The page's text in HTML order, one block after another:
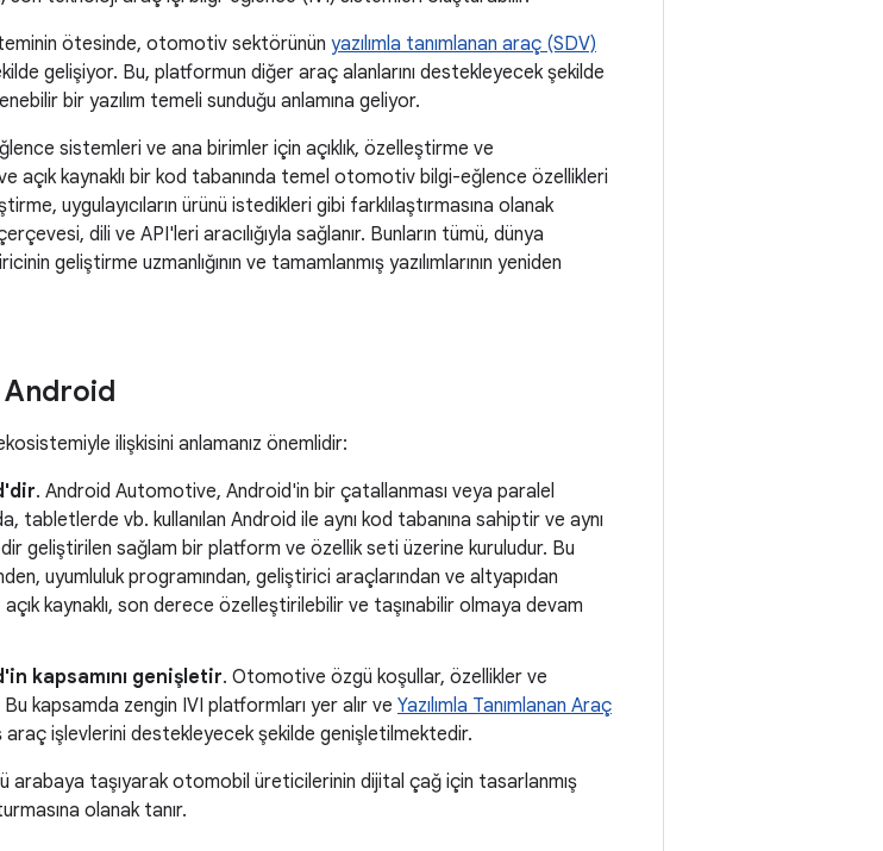
ötesinde, otomotiv sektörünün yazılımla tanımlanan araç (SDV)
gelişiyor. Bu, platformun diğer araç alanlarını destekleyecek şekilde
bir yazılım temeli sunduğu anlamına geliyor.
sistemleri ve ana birimler için açıklık, özelleştirme ve
açık kaynaklı bir kod tabanında temel otomotiv bilgi-eğlence özellikleri
uygulayıcıların ürünü istedikleri gibi farklılaştırmasına olanak
dili ve API'leri aracılığıyla sağlanır. Bunların tümü, dünya
geliştirme uzmanlığının ve tamamlanmış yazılımlarının yeniden
ilişkisini anlamanız önemlidir:
. Android Automotive, Android'in bir çatallanması veya paralel
tabletlerde vb. kullanılan Android ile aynı kod tabanına sahiptir ve aynı
geliştirilen sağlam bir platform ve özellik seti üzerine kuruludur. Bu
uyumluluk programından, geliştirici araçlarından ve altyapıdan
kaynaklı, son derece özelleştirilebilir ve taşınabilir olmaya devam
kapsamını genişletir. Otomotive özgü koşullar, özellikler ve
kapsamda zengin IVI platformları yer alır ve Yazılımla Tanımlanan Araç
işlevlerini destekleyecek şekilde genişletilmektedir.
arabaya taşıyarak otomobil üreticilerinin dijital çağ için tasarlanmış
olanak tanır.